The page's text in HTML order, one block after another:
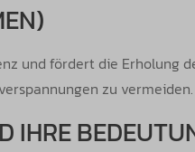
und fördert die Erholung
zu vermeiden.
IHRE